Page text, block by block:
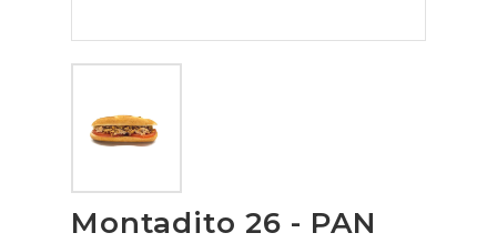
Montadito 26 - PAN